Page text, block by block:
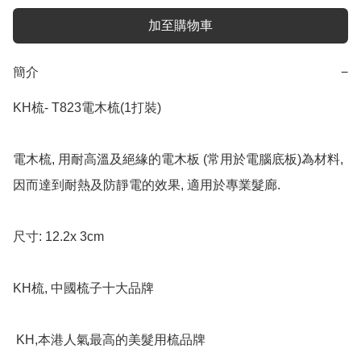
加至購物車
簡介 −
KH梳- T823電木梳(1打裝)
電木梳, 用耐高溫及絕緣的電木板 (常用於電腦底板)為材料,
因而達到耐熱及防靜電的效果, 適用於專業髮廊.
尺寸: 12.2x 3cm
KH梳, 中國梳子十大品牌
KH,本港人氣最高的美髮用梳品牌